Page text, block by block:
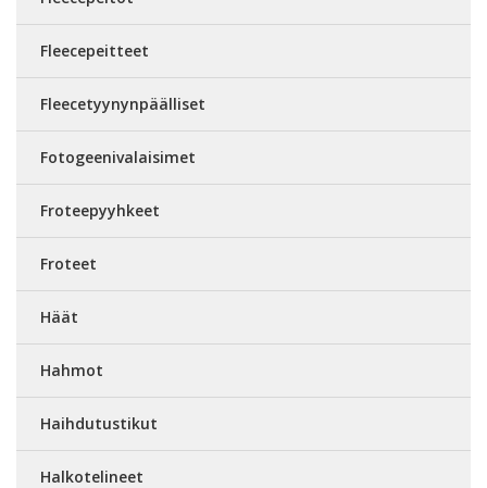
Fleecepeitteet
Fleecetyynynpäälliset
Fotogeenivalaisimet
Froteepyyhkeet
Froteet
Häät
Hahmot
Haihdutustikut
Halkotelineet